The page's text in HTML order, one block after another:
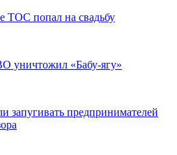
ТОС попал на свадьбу
уничтожил «Бабу-ягу»
запугивать предпринимателей